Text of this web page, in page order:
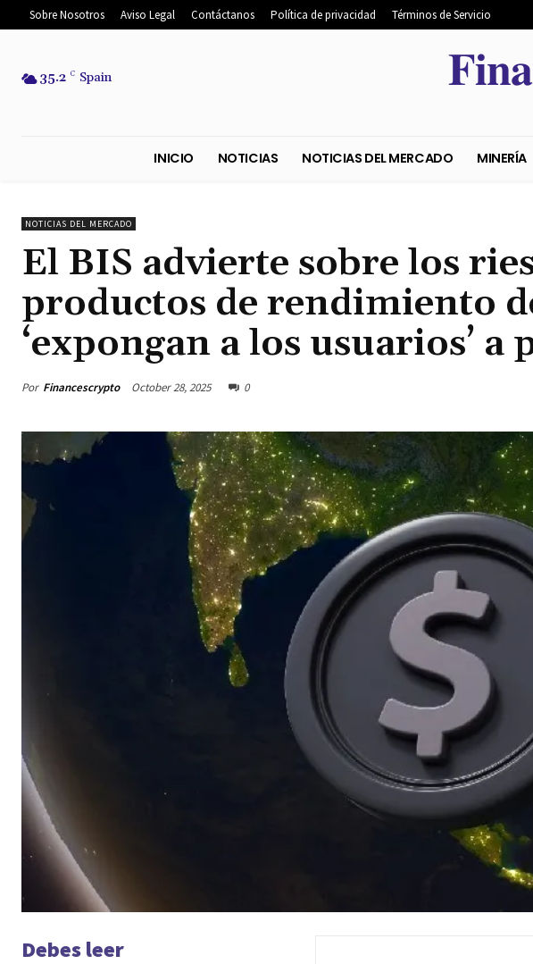
Sobre Nosotros Aviso Legal Contáctanos Política de privacidad Términos de Servicio
35.2 C Spain
NOTICIAS DEL MERCADO
El BIS advierte sobre los
productos de rendimiento
‘expongan a los usuarios’ a
Por Financescrypto October 28, 2025 0
Debes leer